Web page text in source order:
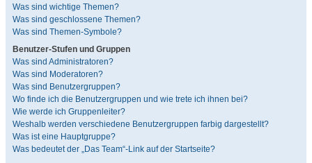
Was sind wichtige Themen?
Was sind geschlossene Themen?
Was sind Themen-Symbole?
Benutzer-Stufen und Gruppen
Was sind Administratoren?
Was sind Moderatoren?
Was sind Benutzergruppen?
Wo finde ich die Benutzergruppen und wie trete ich ihnen bei?
Wie werde ich Gruppenleiter?
Weshalb werden verschiedene Benutzergruppen farbig dargestellt?
Was ist eine Hauptgruppe?
Was bedeutet der „Das Team“-Link auf der Startseite?